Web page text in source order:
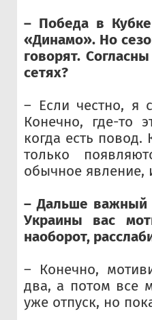
– Победа в
«Динамо». Но
говорят.
сетях?
– Если честно, я
Конечно, где-то
когда есть повод.
только
обычное явление,
– Дальше важный
Украины вас
наоборот,
– Конечно,
два, а потом все
уже отпуск, но